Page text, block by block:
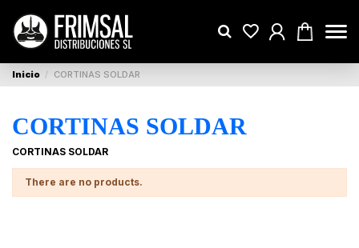
Inicio CORTINAS SOLDAR
CORTINAS SOLDAR
CORTINAS SOLDAR
There are no products.